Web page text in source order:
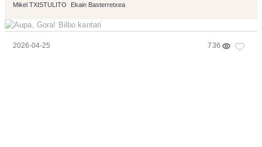
Mikel TXISTULITO Ekain Basterretxea
2026-04-25 736